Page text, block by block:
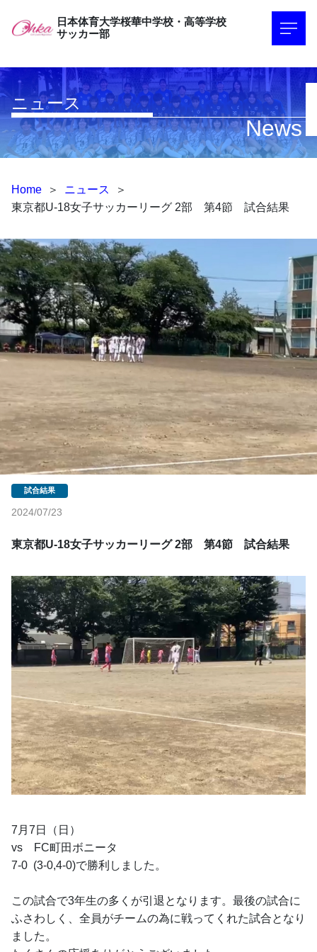
日本体育大学桜華中学校・高等学校
サッカー部
ニュース
News
Home ＞ ニュース
＞
東京都U-18女子サッカーリーグ 2部 第4節 試合結果
2024/07/23
東京都U-18女子サッカーリーグ 2部　第4節　試合結果
7月7日（日）
vs　FC町田ボニータ
7-0  (3-0,4-0)で勝利しました。
この試合で3年生の多くが引退となります。最後の試合に
ふさわしく、全員がチームの為に戦ってくれた試合となり
ました。